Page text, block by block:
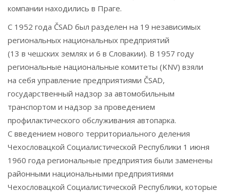
компании находились в Праге.
С 1952 года ČSAD был разделен на 19 независимых
региональных национальных предприятий
(13 в чешских землях и 6 в Словакии). В 1957 году
региональные национальные комитеты (KNV) взяли
на себя управление предприятиями ČSAD,
государственный надзор за автомобильным
транспортом и надзор за проведением
профилактического обслуживания автопарка.
С введением нового территориального деления
Чехословацкой Социалистической Республики 1 июня
1960 года региональные предприятия были заменены
районными национальными предприятиями
Чехословацкой Социалистической Республики, которые